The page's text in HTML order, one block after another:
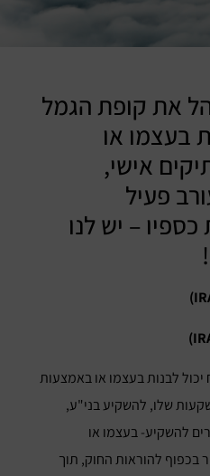
את קופת הגמל
בעצמו או
אישי,
פעיל
– יש לנו
לבנות בעצמו או באמצעות
שלו, להשקיע בני"ע,
להשקיע- בעצמו או
בכפוף להוראות החוק, תוך